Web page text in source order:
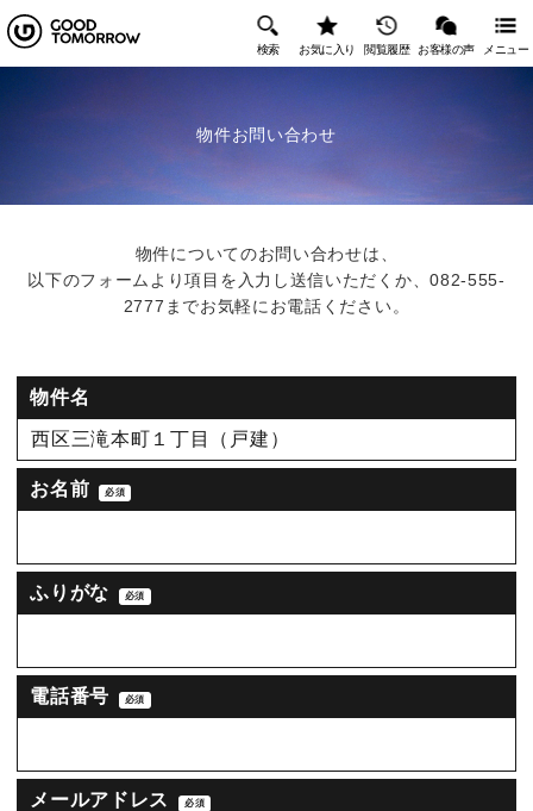
検索 お気に入り 閲覧履歴 お客様の声 メニュー
物件お問い合わせ
物件についてのお問い合わせは、
以下のフォームより項目を入力し送信いただくか、082-555-
2777 までお気軽にお電話ください。
物件名
西区三滝本町１丁目（戸建）
お名前 必須
ふりがな 必須
電話番号 必須
メールアドレス 必須